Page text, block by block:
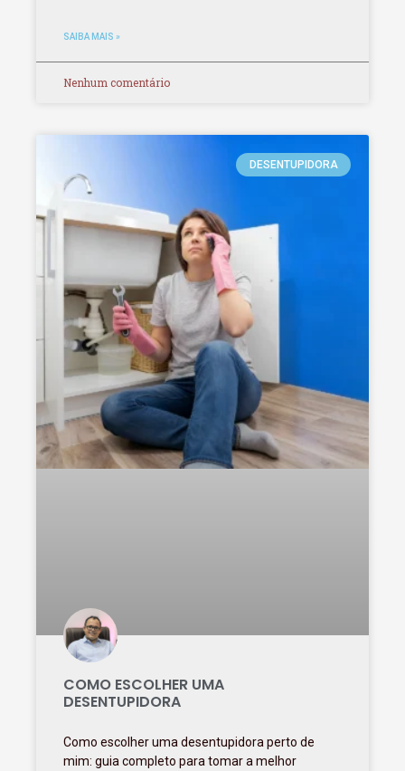
SAIBA MAIS »
Nenhum comentário
DESENTUPIDORA
COMO ESCOLHER UMA
DESENTUPIDORA
Como escolher uma desentupidora perto de
mim: guia completo para tomar a melhor